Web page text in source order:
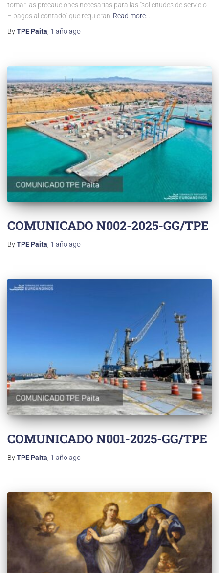
tomar las precauciones necesarias para las “solicitudes de servicio
– pagos al contado” que requieran Read more…
ByTPE Paita 1 añoago
COMUNICADO N002-2025-GG/TPE
ByTPE Paita, 1 añoago
COMUNICADO N001-2025-GG/TPE
ByTPE Paita 1 añoago